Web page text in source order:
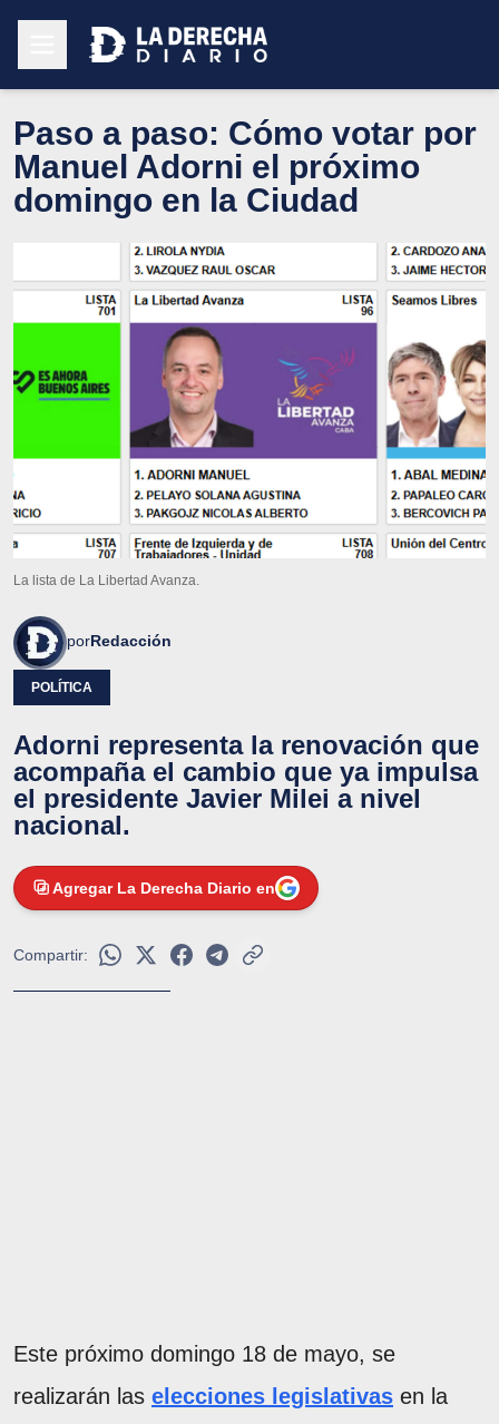
Paso a paso: Cómo votar por
Manuel Adorni el próximo
domingo en la Ciudad
La lista de La Libertad Avanza.
porRedacción
POLÍTICA
Adorni representa la renovación que
acompaña el cambio que ya impulsa
el presidente Javier Milei a nivel
nacional.
Agregar La Derecha Diario en
Compartir:
Este próximo domingo 18 de mayo, se
realizarán las elecciones legislativas en la